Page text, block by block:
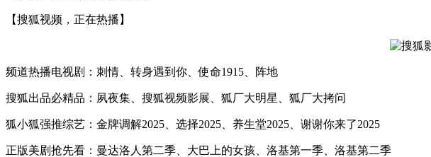
【搜狐视频，正在热播】
频道热播电视剧：刺情、转身遇到你、使命1915、阵地
搜狐出品必精品：夙夜集、搜狐视频影展、狐厂大明星、狐厂大拷问
狐小狐强推综艺：金牌调解2025、选择2025、养生堂2025、谢谢你来了2025
正版美剧抢先看：曼达洛人第二季、大巴上的女孩、洛基第一季、洛基第二季